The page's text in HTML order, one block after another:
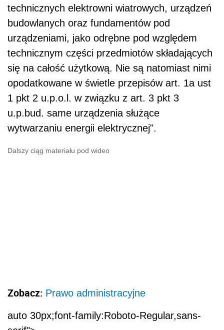
technicznych elektrowni wiatrowych, urządzeń
budowlanych oraz fundamentów pod
urządzeniami, jako odrębne pod względem
technicznym części przedmiotów składających
się na całość użytkową. Nie są natomiast nimi
opodatkowane w świetle przepisów art. 1a ust
1 pkt 2 u.p.o.l. w związku z art. 3 pkt 3
u.p.bud. same urządzenia służące
wytwarzaniu energii elektrycznej".
Dalszy ciąg materiału pod wideo
Zobacz: Prawo administracyjne
auto 30px;font-family:Roboto-Regular,sans-